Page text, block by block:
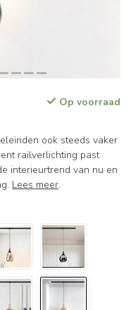
Op voorraad
ook steeds vaker
railverlichting past
interieurtrend van nu en
Lees meer.